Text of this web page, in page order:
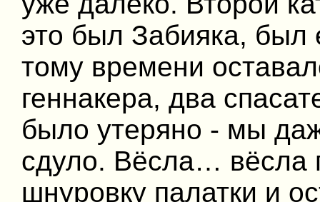
это был Забияка, был
тому времени
геннакера, два
было утеряно - мы
сдуло. Вёсла… вёсла
шнуровку палатки и